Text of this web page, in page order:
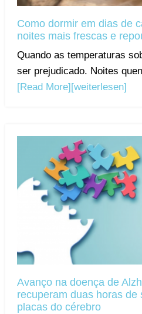
Como dormir em dias de
noites mais frescas e
Quando as temperaturas
ser prejudicado. Noites
[Read More] [weiterlesen]
Avanço na doença de
recuperam duas horas de
placas do cérebro